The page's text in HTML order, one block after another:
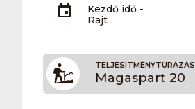
Kezdő idő -
Rajt
TELJESÍTMÉNYTÚRÁZÁS
Magaspart 20